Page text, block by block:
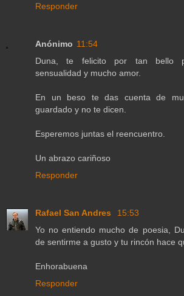
Responder
Anónimo 11:54
Duna, te felicito por tan bello
sensualidad y mucho amor.
En un beso te das cuenta de
guardado y no te dicen.
Esperemos juntas el reencuentro.
Un abrazo cariñoso
Responder
Rafael San Andres
15:53
Yo no entiendo mucho de poesia,
de sentirme a gusto y tu rincón hace
Enhorabuena
Responder